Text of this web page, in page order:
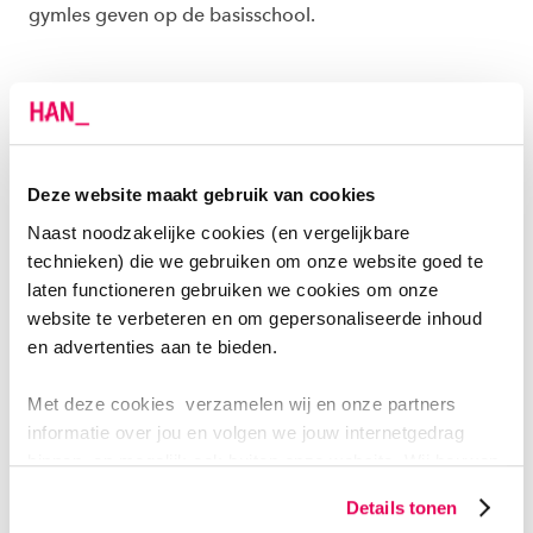
Deze website maakt gebruik van cookies
Naast noodzakelijke cookies (en vergelijkbare
technieken) die we gebruiken om onze website goed te
laten functioneren gebruiken we cookies om onze
website te verbeteren en om gepersonaliseerde inhoud
en advertenties aan te bieden.
Met deze cookies verzamelen wij en onze partners
informatie over jou en volgen we jouw internetgedrag
binnen, en mogelijk ook buiten onze website. Wij bouwen
website en communicatie aan op jouw voorkeuren. Ook
Details tonen
gymles geven op de basisschool.
PROGRAMMA OPLEIDING VAKLERAAR
BEWEGINGSONDERWIJS
De opleiding bewegingsonderwijs bestaat uit drie
blokken die elk een half jaar duren. In totaal duurt de
opleiding 1,5 jaar. Een aantal onderwerpen komt in
verdiepende vorm terug in de volgende blokken. Elk
blok wordt afgesloten met een certificaat.
Blok 1 Aanbieden van activiteiten